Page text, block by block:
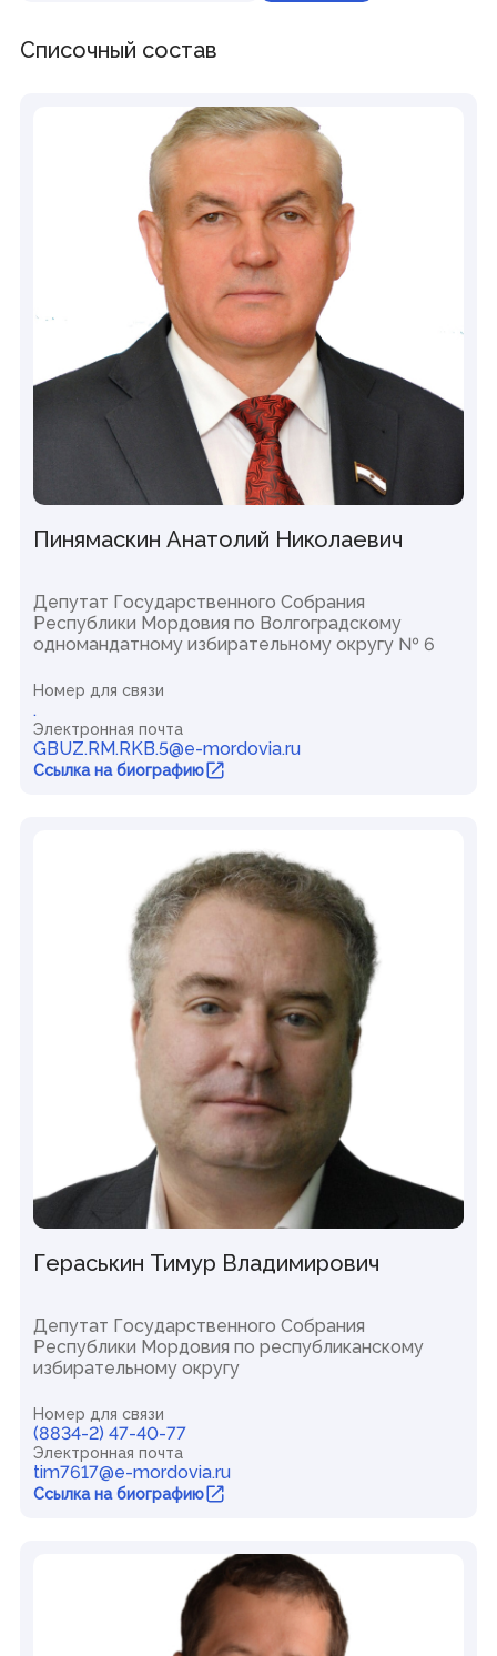
Почетная Грамота Государственного Собрания
Благодарность Председателя Государственного
Знак за заслуги в развитии законодательства и
парламентаризма
Информация
Противодействие коррупции
Кадровое обеспечение
Информационные и аналитические материалы
Доклад о состоянии законодательства
Законодательные органы ПФО
Публичные слушания
Молодежный парламент
Гражданам
Контакты
Трансляции заседаний
Органы власти
Органы государственной власти РМ
Списочный состав
Пинямаскин Анатолий Николаевич
Депутат Государственного Собрания
Республики Мордовия по Волгоградскому
одномандатному избирательному округу № 6
Номер для связи
.
Электронная почта
GBUZ.RM.RKB.5@e-mordovia.ru
Ссылка на биографию
Гераськин Тимур Владимирович
Депутат Государственного Собрания
Республики Мордовия по республиканскому
избирательному округу
Номер для связи
(8834-2) 47-40-77
Электронная почта
tim7617@e-mordovia.ru
Ссылка на биографию